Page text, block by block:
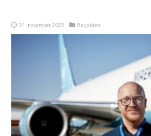
21. november 2022 Bagsiden